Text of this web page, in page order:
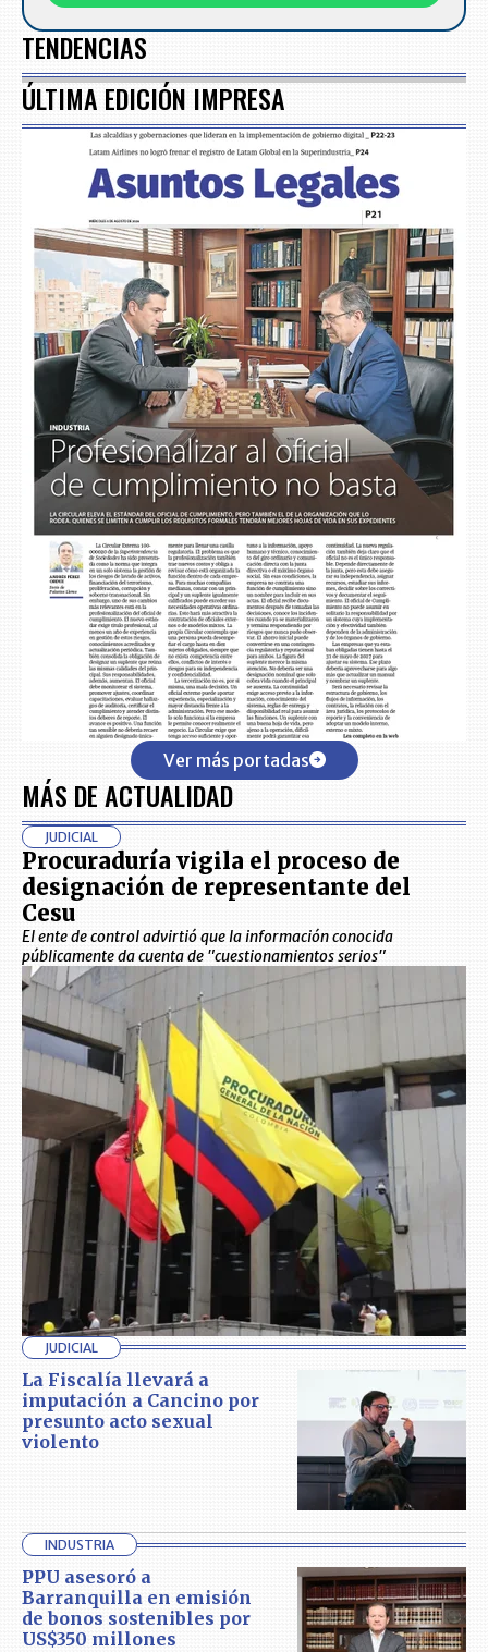
TENDENCIAS
ÚLTIMA EDICIÓN IMPRESA
Ver más portadas
MÁS DE ACTUALIDAD
JUDICIAL
Procuraduría vigila el proceso de
designación de representante del
Cesu
El ente de control advirtió que la información conocida
públicamente da cuenta de "cuestionamientos serios"
JUDICIAL
La Fiscalía llevará a
imputación a Cancino por
presunto acto sexual
violento
INDUSTRIA
PPU asesoró a
Barranquilla en emisión
de bonos sostenibles por
US$350 millones